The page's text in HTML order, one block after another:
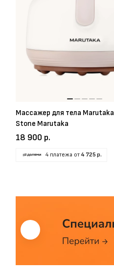
Массажер для тела Marutaka Gua Sha
Stone Marutaka
18 900 р.
4 платежа от4 725 р.